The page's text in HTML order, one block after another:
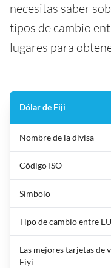
necesitas saber
tipos de cambio
lugares para
Dólar de Fiji
Nombre de la divisa
Código ISO
Símbolo
Tipo de cambio entre
Las mejores tarjetas de
Fiyi